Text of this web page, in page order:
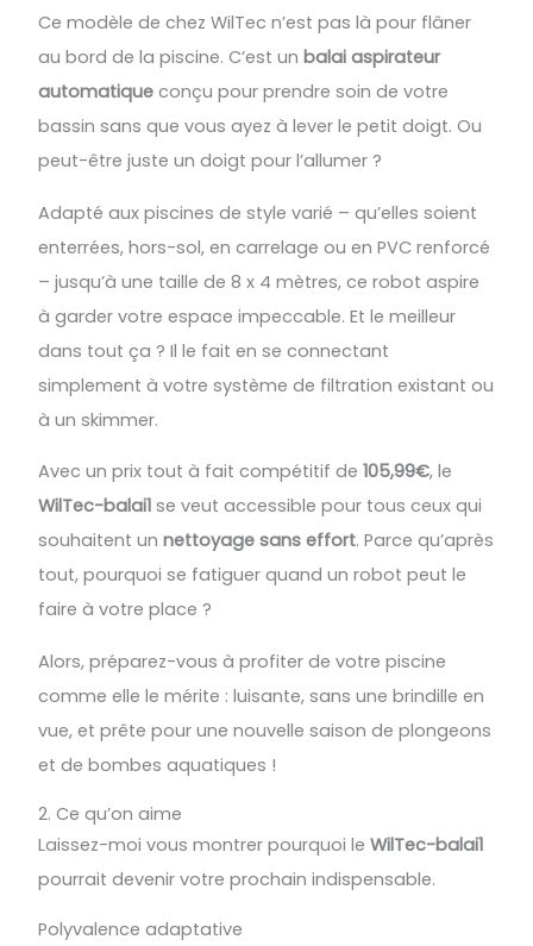
Ce modèle de chez WilTec n’est pas là pour flâner
au bord de la piscine. C’est unbalai aspirateur
automatique conçu pour prendre soin de votre
bassin sans que vous ayez à lever le petit doigt. Ou
peut-être juste un doigt pour l’allumer ?
Adapté aux piscines de style varié – qu’elles soient
enterrées, hors-sol, en carrelage ou en PVC renforcé
– jusqu’à une taille de 8 x 4 mètres, ce robot aspire
à garder votre espace impeccable. Et le meilleur
dans tout ça ? Il le fait en se connectant
simplement à votre système de filtration existant ou
à un skimmer.
Avec un prix tout à fait compétitif de105,99€, le
WilTec-balai1 se veut accessible pour tous ceux qui
souhaitent unnettoyage sans effort. Parce qu’après
tout, pourquoi se fatiguer quand un robot peut le
faire à votre place ?
Alors, préparez-vous à profiter de votre piscine
comme elle le mérite : luisante, sans une brindille en
vue, et prête pour une nouvelle saison de plongeons
et de bombes aquatiques !
2. Ce qu’on aime
Laissez-moi vous montrer pourquoi leWilTec-balai1
pourrait devenir votre prochain indispensable.
Polyvalence adaptative